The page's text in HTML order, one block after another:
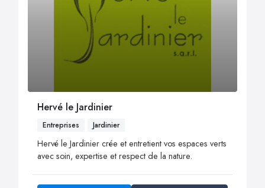
Hervé le Jardinier
Entreprises Jardinier
Hervé le Jardinier crée et entretient vos espaces verts
avec soin, expertise et respect de la nature.